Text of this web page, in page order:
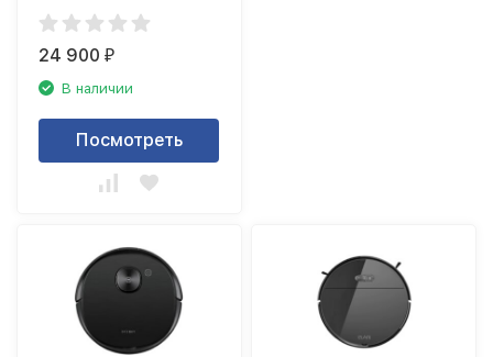
24 900₽
В наличии
Посмотреть